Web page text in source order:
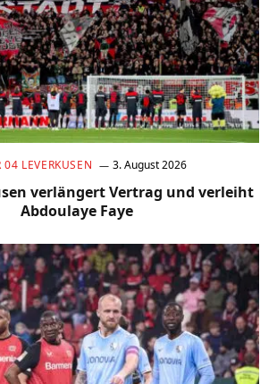
04 LEVERKUSEN 3. August 2026
verlängert Vertrag und verleiht
Abdoulaye Faye